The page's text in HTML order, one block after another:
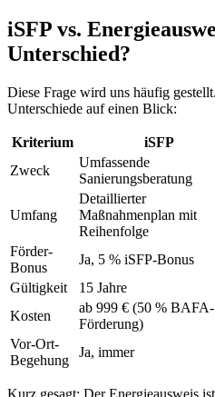
iSFP vs.
Unterschied?
Diese Frage wird uns häufig
Unterschiede auf einen Blick:
Kriterium iSFP
Zweck
Umfassende
Sanierungsberatung
Umfang
Detaillierter
Maßnahmenplan mit
Reihenfolge
Förder-
Bonus
Ja, 5 % iSFP-Bonus
Gültigkeit
15 Jahre
Kosten
ab 999 € (50 % BAFA-
Förderung)
Vor-Ort-
Begehung
Ja, immer
Kurz gesagt: Der Energieausweis